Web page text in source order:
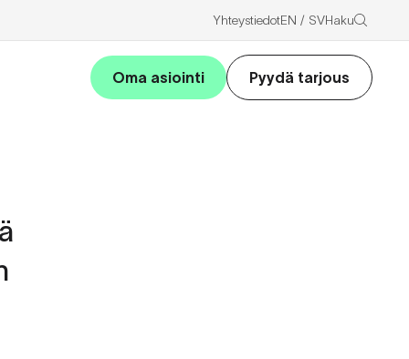
YhteystiedotEN SVHaku
Oma asiointi Pyydä tarjous